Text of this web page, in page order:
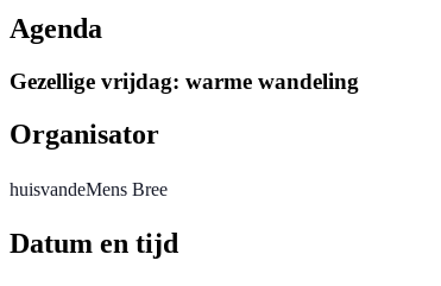
Agenda
Gezellige vrijdag: warme wandeling
Organisator
huisvandeMens Bree
Datum en tijd